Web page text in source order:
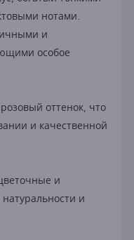
нотами.
и
особое
оттенок, что
и качественной
и
и